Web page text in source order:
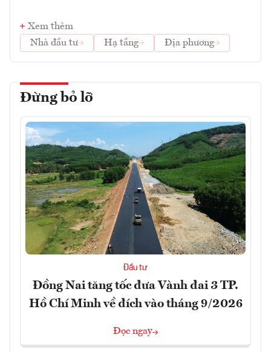
Xem thêm
Nhà đầu tư
Hạ tầng Địa phương
Đừng bỏ lỡ
Đầu tư
Đồng Nai tăng tốc đưa Vành đai 3 TP.
Hồ Chí Minh về đích vào tháng 9/2026
Đọc ngay